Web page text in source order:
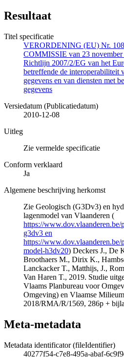
Resultaat
Titel specificatie
VERORDENING (EU) Nr.
COMMISSIE van 23
Richtlijn 2007/2/EG van het
betreffende de interoperabiliteit
gegevens en van diensten met
gegevens
Versiedatum (Publicatiedatum)
2010-12-08
Uitleg
Zie vermelde specificatie
Conform verklaard
Ja
Algemene beschrijving herkomst
Zie Geologisch (G3Dv3) en
lagenmodel van Vlaanderen (
https://www.dov.vlaanderen.be/
g3dv3 en
https://
model-h3dv20) Deckers J., De
Broothaers M., Dirix K.,
Lanckacker T., Matthijs, J.,
Van Haren T., 2019. Studie
Vlaams Planbureau voor
Omgeving) en Vlaamse
2018/RMA/R/1569, 286p +
Meta-metadata
Metadata identificator (fileIdentifier)
40277f54-c7e8-495a-abaf-